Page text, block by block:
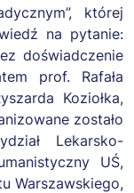
której
na pytanie:
doświadczenie
prof. Rafała
Koziołka,
zostało
Lekarsko-
UŚ,
Warszawskiego,